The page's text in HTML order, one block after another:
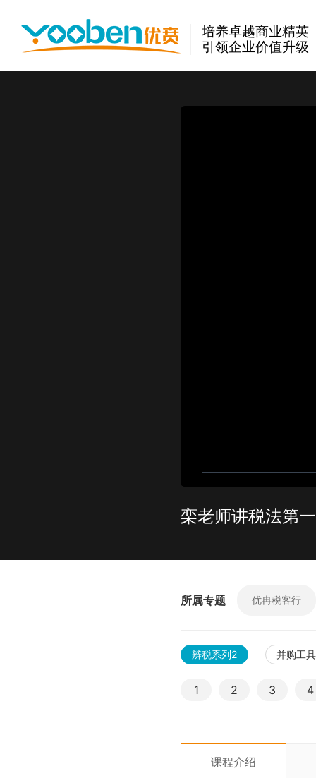
培养卓越商业精英
引领企业价值升级
栾老师讲税法第
所属专题 优冉税客行
辨税系列2 并购工
1 2 3 4
课程介绍